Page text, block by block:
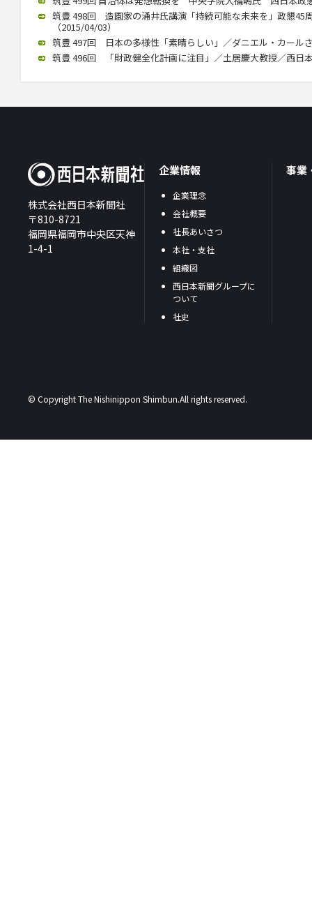
筑豊 498回 造園家の涌井氏講演「持続可能な未来を」政懇45
（2015/04/03）
筑豊 497回 日本の多様性「素晴らしい」／ダニエル・カール
筑豊 496回 「財政健全化計画に注目」／土居慶大教授／西日
株式会社西日本新聞社
〒810-8721
福岡県福岡市中央区天神
1-4-1
企業情報
企業理念
会社概要
社長あいさつ
本社・支社
組織図
西日本新聞グループに
ついて
社史
事業
© Copyright The Nishinippon Shimbun.All rights reserved.